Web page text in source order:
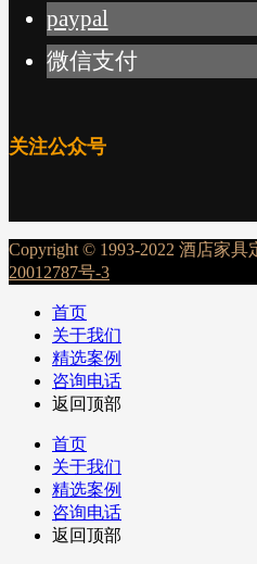
paypal
微信支付
关注公众号
Copyright © 1993-2022 酒店家具
20012787号-3
首页
关于我们
精选案例
咨询电话
返回顶部
首页
关于我们
精选案例
咨询电话
返回顶部